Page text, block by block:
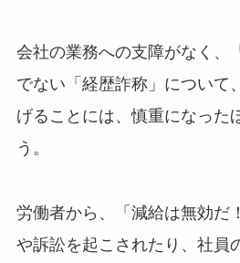
会社の業務への支障がなく、
でない「経歴詐称」について
げることには、慎重になった
う。
労働者から、「減給は無効だ
や訴訟を起こされたり、社員